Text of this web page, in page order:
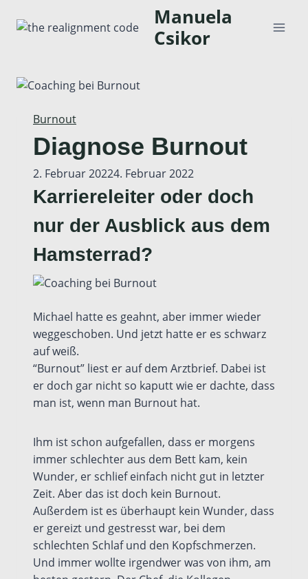
Inhalt
Manuela
Csikor
Burnout
Diagnose Burnout
VonManuela
2. Februar 20224. Februar 2022
Karriereleiter oder doch
nur der Ausblick aus dem
Hamsterrad?
Michael hatte es geahnt, aber immer wieder
weggeschoben. Und jetzt hatte er es schwarz
auf weiß.
“Burnout” liest er auf dem Arztbrief. Dabei ist
er doch gar nicht so kaputt wie er dachte, dass
man ist, wenn man Burnout hat.
Ihm ist schon aufgefallen, dass er morgens
immer schlechter aus dem Bett kam, kein
Wunder, er schlief einfach nicht gut in letzter
Zeit. Aber das ist doch kein Burnout.
Außerdem ist es überhaupt kein Wunder, dass
er gereizt und gestresst war, bei dem
schlechten Schlaf und den Kopfschmerzen.
Und immer wollte irgendwer was von ihm, am